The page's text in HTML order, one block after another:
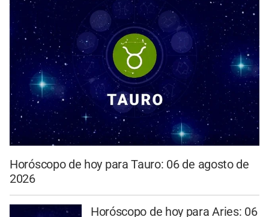
Horóscopo de hoy para Tauro: 06 de agosto de
2026
Horóscopo de hoy para Aries: 06